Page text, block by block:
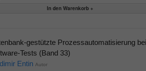
gestützte Prozessautomatisierung bei
Tests (Band 33)
Entin Autor